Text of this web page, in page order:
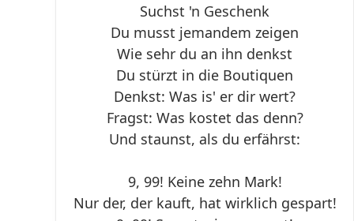
Suchst 'n Geschenk
Du musst jemandem zeigen
Wie sehr du an ihn denkst
Du stürzt in die Boutiquen
Denkst: Was is' er dir wert?
Fragst: Was kostet das denn?
Und staunst, als du erfährst:
9, 99! Keine zehn Mark!
Nur der, der kauft, hat wirklich gespart!